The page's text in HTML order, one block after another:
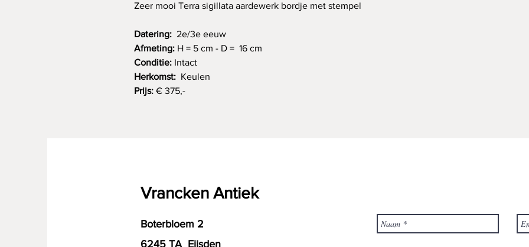
Zeer mooi Terra sigillata aardewerk bordje met stempel
Datering: 2e/3e eeuw
Afmeting: H = 5 cm - D = 16 cm
Conditie: Intact
Herkomst: Keulen
Prijs: € 375,-
Vrancken Antiek
Boterbloem 2
6245 TA Eijsden